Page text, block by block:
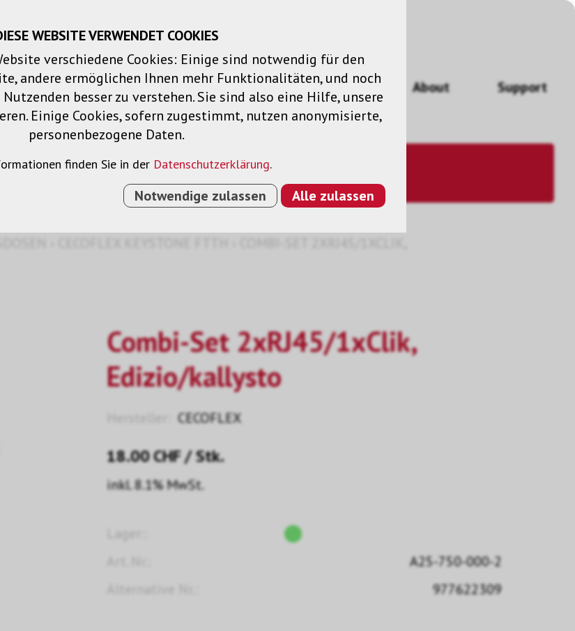
Warenkorb Merklisten Login
Lösungen Dienstleistungen News About Support
FTTH
Combi-Set 2xRJ45/1xClik,
Edizio/kallysto
CECOFLEX
18.00CHF/ Stk.
inkl. 8.1% MwSt.
A25-750-000-2
977622309
WEBSITE VERWENDET COOKIES
verschiedene Cookies: Einige sind notwendig für den
andere ermöglichen Ihnen mehr Funktionalitäten, und noch
besser zu verstehen. Sie sind also eine Hilfe, unsere
Einige Cookies, sofern zugestimmt, nutzen anonymisierte,
personenbezogene Daten.
finden Sie in der Datenschutzerklärung.
Notwendige zulassen Alle zulassen